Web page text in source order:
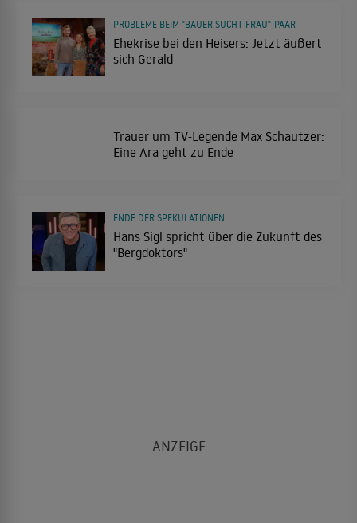
Ehekrise bei den Heisers: Jetzt äußert
sich Gerald
PROBLEME BEIM "BAUER SUCHT FRAU"-PAAR
Trauer um TV-Legende Max Schautzer:
Eine Ära geht zu Ende
Hans Sigl spricht über die Zukunft des
"Bergdoktors"
ENDE DER SPEKULATIONEN